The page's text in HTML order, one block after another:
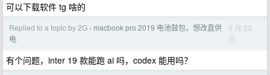
可以下载软件 tg 啥的
Replied to a topic by 2G › macbook pro 2019 电池鼓包，想改直供
电
5 月 23
日
有个问题，inter 19 款能跑 ai 吗，codex 能用吗？